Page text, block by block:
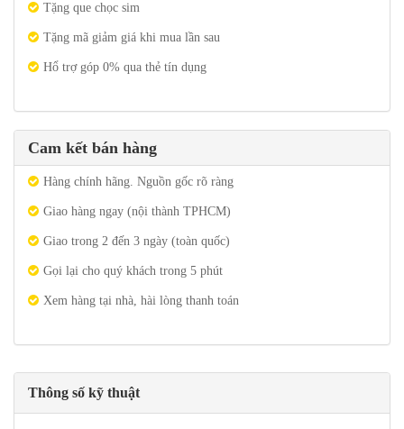
Tặng que chọc sim
Tặng mã giảm giá khi mua lần sau
Hổ trợ góp 0% qua thẻ tín dụng
Cam kết bán hàng
Hàng chính hãng. Nguồn gốc rõ ràng
Giao hàng ngay (nội thành TPHCM)
Giao trong 2 đến 3 ngày (toàn quốc)
Gọi lại cho quý khách trong 5 phút
Xem hàng tại nhà, hài lòng thanh toán
Thông số kỹ thuật